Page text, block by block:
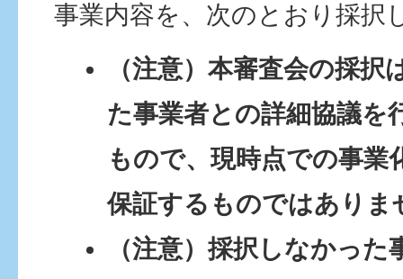
事業内容を、次のとおり採択
（注意）本審査会の採
た事業者との詳細協議を
もので、現時点での事業
保証するものではありま
（注意）採択しなかっ